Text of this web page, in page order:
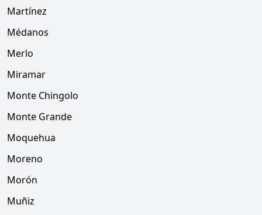
Martínez
Médanos
Merlo
Miramar
Monte Chingolo
Monte Grande
Moquehua
Moreno
Morón
Muñiz